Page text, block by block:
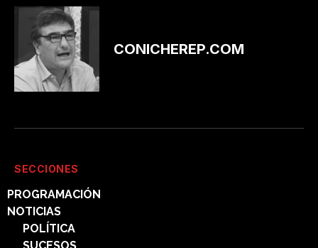
CONICHEREP.COM
SECCIONES
PROGRAMACIÓN
NOTICIAS
POLÍTICA
SUCESOS